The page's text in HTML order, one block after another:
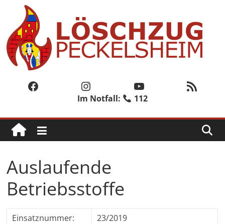
springen
Löschzug
Peckelsheim
Löschzug
der
Feuerwehr
der
Stadt
Willebadessen
Facebook Instagram YouTube RSS-Feed
Im Notfall: 112
Auslaufende
Betriebsstoffe
Einsatznummer:
23/2019